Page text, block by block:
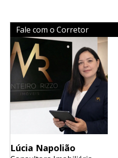
Fale com o Corretor
Lúcia Napolião